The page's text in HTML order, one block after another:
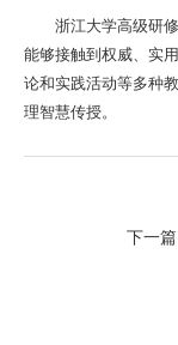
浙江大学高级研
能够接触到权威、实
论和实践活动等多种
理智慧传授。
下一篇